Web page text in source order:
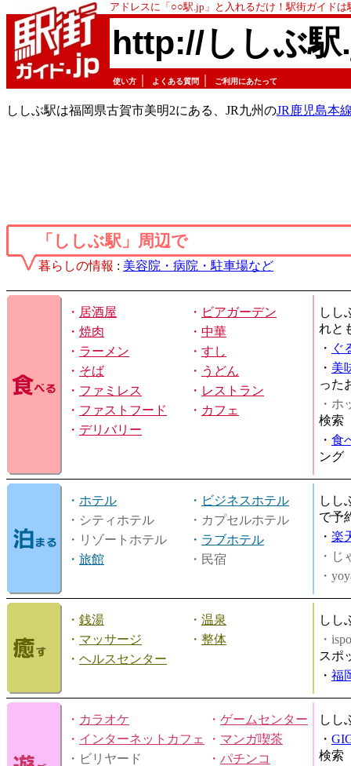
アドレスに「○○駅.jp」と入れるだけ！駅街ガイド
http://ししぶ
使い方 よくある質問 ご利用にあたって
ししぶ駅は福岡県古賀市美明2にある、JR九州のJR鹿児島本
「ししぶ駅」周辺で
暮らしの情報 : 美容院・病院・駐車場など
・ 居酒屋 ・ ビアガーデン
・ 焼肉 ・ 中華
・ ラーメン ・ すし
・ そば ・ うどん
・ ファミレス ・ レストラン
・ ファストフード ・ カフェ
・ デリバリー
しし
れと
・ ぐ
・ 美
った
・ホ
検索
・ 食
ング
・ ホテル ・ ビジネスホテル
・シティホテル
・カプセルホテル
・リゾートホテル
・ ラブホテル
・ 旅館 ・民宿
しし
で予
・ 楽
・じ
・
・ 銭湯 ・ 温泉
・ マッサージ ・ 整体
・ ヘルスセンター
しし
・
スポ
・ 福
・ カラオケ ・ ゲームセンター
・ インターネットカフェ ・ マンガ喫茶
・ビリヤード
・ パチンコ
しし
・
検索